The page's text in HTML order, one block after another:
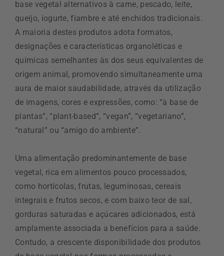
base vegetal alternativos à carne, pescado, leite,
queijo, iogurte, fiambre e até enchidos tradicionais.
A maioria destes produtos adota formatos,
designações e características organoléticas e
químicas semelhantes às dos seus equivalentes de
origem animal, promovendo simultaneamente uma
aura de maior saudabilidade, através da utilização
de imagens, cores e expressões, como: “à base de
plantas”, “plant-based”, “vegan”, “vegetariano”,
“natural” ou “amigo do ambiente”.
Uma alimentação predominantemente de base
vegetal, rica em alimentos pouco processados,
como hortícolas, frutas, leguminosas, cereais
integrais e frutos secos, e com baixo teor de sal,
gorduras saturadas e açúcares adicionados, está
amplamente associada a benefícios para a saúde.
Contudo, a crescente disponibilidade dos produtos